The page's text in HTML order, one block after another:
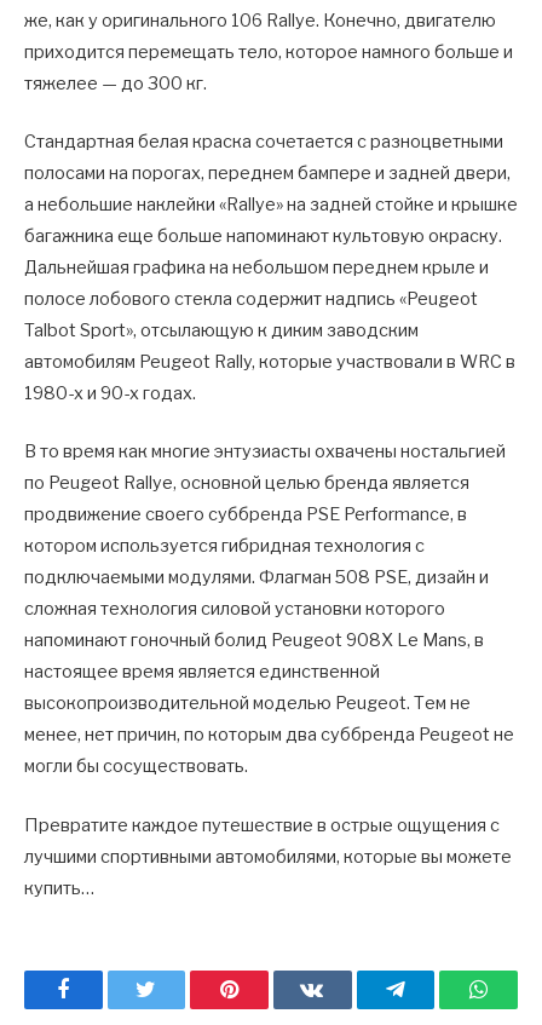
же, как у оригинального 106 Rallye. Конечно, двигателю
приходится перемещать тело, которое намного больше и
тяжелее — до 300 кг.
Стандартная белая краска сочетается с разноцветными
полосами на порогах, переднем бампере и задней двери,
а небольшие наклейки «Rallye» на задней стойке и крышке
багажника еще больше напоминают культовую окраску.
Дальнейшая графика на небольшом переднем крыле и
полосе лобового стекла содержит надпись «Peugeot
Talbot Sport», отсылающую к диким заводским
автомобилям Peugeot Rally, которые участвовали в WRC в
1980-х и 90-х годах.
В то время как многие энтузиасты охвачены ностальгией
по Peugeot Rallye, основной целью бренда является
продвижение своего суббренда PSE Performance, в
котором используется гибридная технология с
подключаемыми модулями. Флагман 508 PSE, дизайн и
сложная технология силовой установки которого
напоминают гоночный болид Peugeot 908X Le Mans, в
настоящее время является единственной
высокопроизводительной моделью Peugeot. Тем не
менее, нет причин, по которым два суббренда Peugeot не
могли бы сосуществовать.
Превратите каждое путешествие в острые ощущения с
лучшими спортивными автомобилями, которые вы можете
купить…
Facebook Pinterest ВКонтактеTelegram